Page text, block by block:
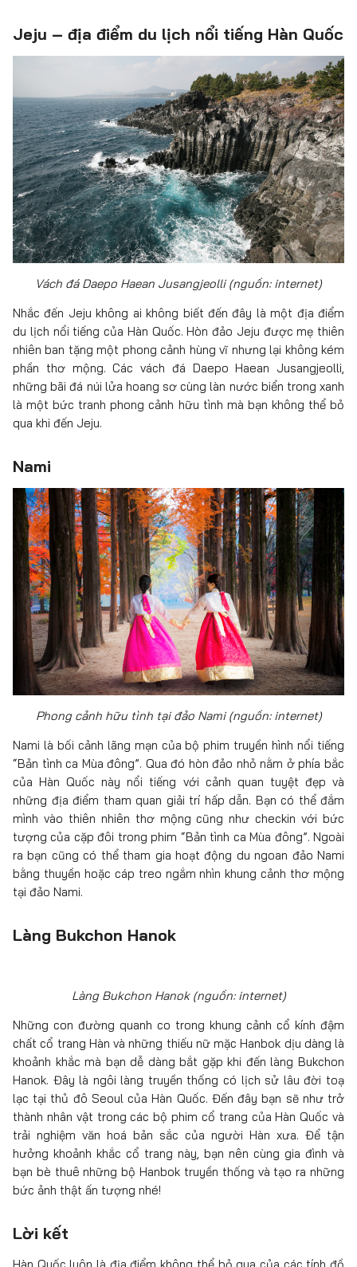
Jeju – địa điểm du lịch nổi tiếng Hàn Quốc
Vách đá Daepo Haean Jusangjeolli (nguồn: internet)
Nhắc đến Jeju không ai không biết đến đây là một địa điểm
du lịch nổi tiếng của Hàn Quốc. Hòn đảo Jeju được mẹ thiên
nhiên ban tặng một phong cảnh hùng vĩ nhưng lại không kém
phần thơ mộng. Các vách đá Daepo Haean Jusangjeolli,
những bãi đá núi lửa hoang sơ cùng làn nước biển trong xanh
là một bức tranh phong cảnh hữu tình mà bạn không thể bỏ
qua khi đến Jeju.
Nami
Phong cảnh hữu tình tại đảo Nami (nguồn: internet)
Nami là bối cảnh lãng mạn của bộ phim truyền hình nổi tiếng
“Bản tình ca Mùa đông”. Qua đó hòn đảo nhỏ nằm ở phía bắc
của Hàn Quốc này nổi tiếng với cảnh quan tuyệt đẹp và
những địa điểm tham quan giải trí hấp dẫn. Bạn có thể đắm
mình vào thiên nhiên thơ mộng cũng như checkin với bức
tượng của cặp đôi trong phim “Bản tình ca Mùa đông”. Ngoài
ra bạn cũng có thể tham gia hoạt động du ngoan đảo Nami
bằng thuyền hoặc cáp treo ngắm nhìn khung cảnh thơ mộng
tại đảo Nami.
Làng Bukchon Hanok
Làng Bukchon Hanok (nguồn: internet)
Những con đường quanh co trong khung cảnh cổ kính đậm
chất cổ trang Hàn và những thiếu nữ mặc Hanbok dịu dàng là
khoảnh khắc mà bạn dễ dàng bắt gặp khi đến làng Bukchon
Hanok. Đây là ngôi làng truyền thống có lịch sử lâu đời toạ
lạc tại thủ đô Seoul của Hàn Quốc. Đến đây bạn sẽ như trở
thành nhân vật trong các bộ phim cổ trang của Hàn Quốc và
trải nghiệm văn hoá bản sắc của người Hàn xưa. Để tận
hưởng khoảnh khắc cổ trang này, bạn nên cùng gia đình và
bạn bè thuê những bộ Hanbok truyền thống và tạo ra những
bức ảnh thật ấn tượng nhé!
Lời kết